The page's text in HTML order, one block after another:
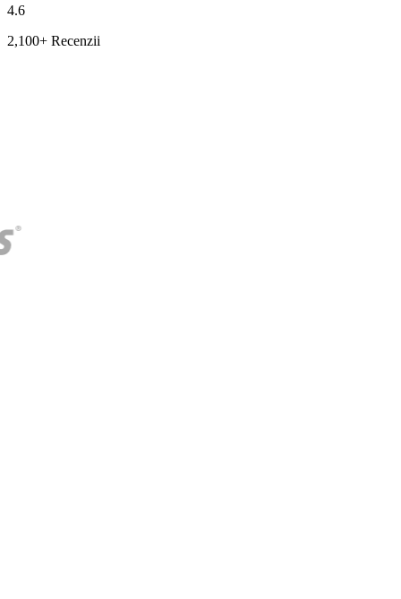
4.6
2,100+ Recenzii